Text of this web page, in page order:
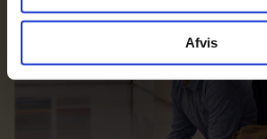
Afvis